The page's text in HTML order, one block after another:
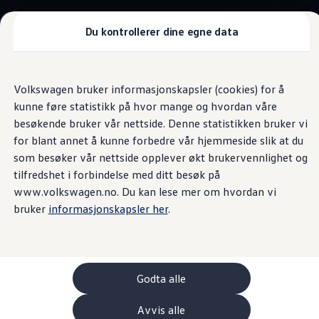
Du kontrollerer dine egne data
Volkswagen bruker informasjonskapsler (cookies) for å
kunne føre statistikk på hvor mange og hvordan våre
besøkende bruker vår nettside. Denne statistikken bruker vi
for blant annet å kunne forbedre vår hjemmeside slik at du
som besøker vår nettside opplever økt brukervennlighet og
tilfredshet i forbindelse med ditt besøk på
www.volkswagen.no. Du kan lese mer om hvordan vi
bruker informasjonskapsler her.
Godta alle
Avvis alle
hovedinnhold
til
footer
Høydepunkter Tekniske data og utstyr
Tilbehør
ID. Buzz GTX Lang Varebil
Kampanjer
ID. Polo
ID.3
ID.3 Neo
ID.4
ID.7 Tourer
Våre varebiler
Prislister
Kampanjer
ID. Buzz Cargo
Lastsikring
Billån
Bilforsikring
Varebiler med firehjulstrekk
Proff leasing
Drivlinje
En ny æra for kjøring
ID. Polo bygges på Volkswagens forbedrede
elbilplattform (MEB+)
– utviklet spesielt for kompakte
Polo både effektiv og smidig på veien.
Avhengig av batteristørrelse kan du velge mellom ulike